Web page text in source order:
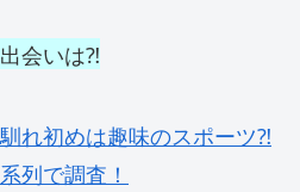
会いは⁈
れ初めは趣味のスポーツ⁈
列で調査！